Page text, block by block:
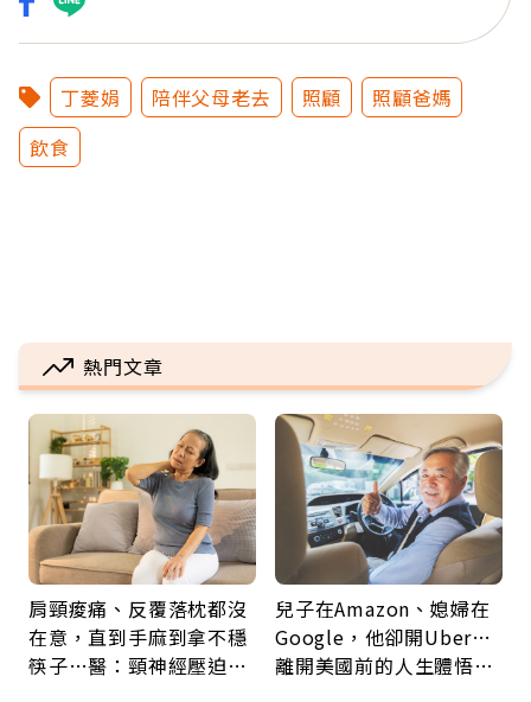
丁菱娟 陪伴父母老去 照顧
照顧爸媽
飲食
熱門文章
肩頸痠痛、反覆落枕都沒
在意，直到手麻到拿不穩
筷子…醫：頸神經壓迫上
兒子在Amazon、媳婦在
Google，他卻開Uber…
離開美國前的人生體悟：